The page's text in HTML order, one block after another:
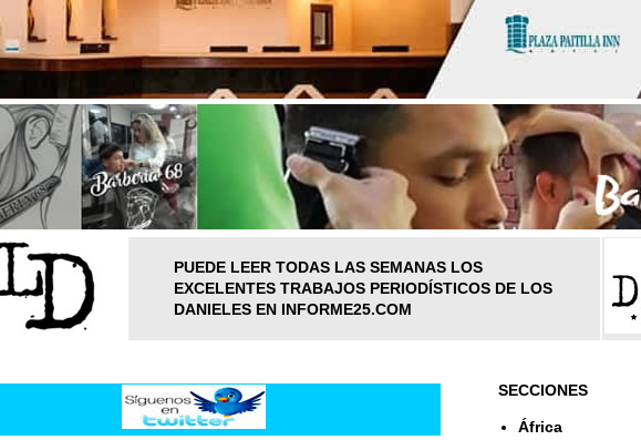
PUEDE LEER TODAS LAS SEMANAS LOS
EXCELENTES TRABAJOS PERIODÍSTICOS DE LOS
DANIELES EN INFORME25.COM
SECCIONES
África